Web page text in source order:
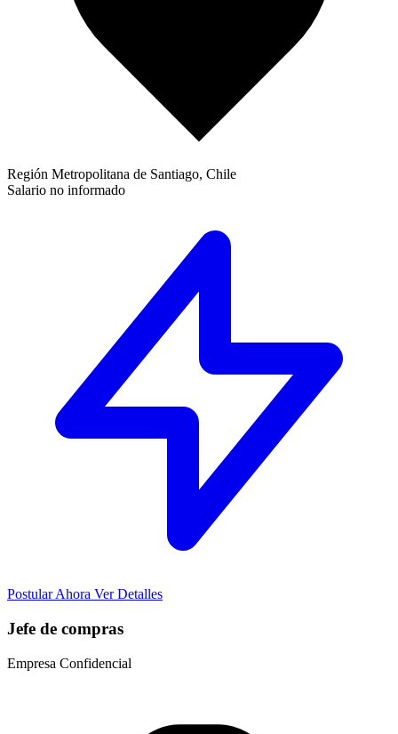
Región Metropolitana de Santiago, Chile
Salario no informado
Postular Ahora Ver Detalles
Jefe de compras
Empresa Confidencial